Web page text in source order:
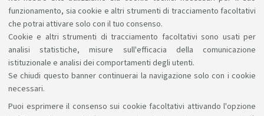
funzionamento, sia cookie e altri strumenti di tracciamento facoltativi
che potrai attivare solo con il tuo consenso.
Cookie e altri strumenti di tracciamento facoltativi sono usati per
analisi statistiche, misure sull'efficacia della comunicazione
istituzionale e analisi dei comportamenti degli utenti.
Se chiudi questo banner continuerai la navigazione solo con i cookie
necessari.
Puoi esprimere il consenso sui cookie facoltativi attivando l'opzione
gestione d’impresa, intermediazione finanziaria
collegate all’innovazione digitale e tecnologica e alla
cultura scientifica. Scadenza: 7 luglio.Link
Sosteniamo il diritto alla conoscenza